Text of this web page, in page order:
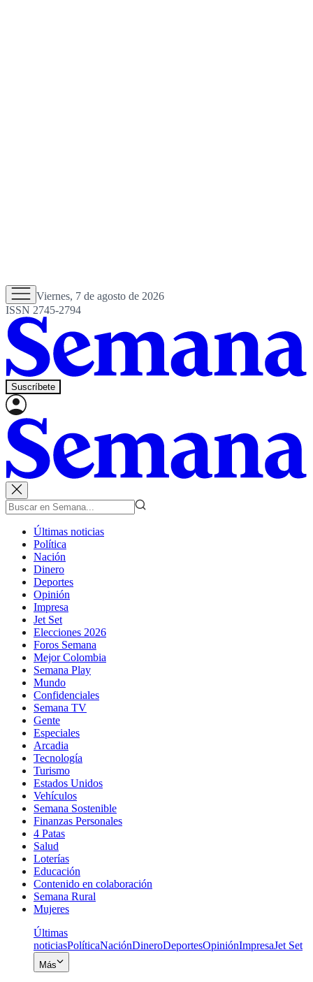
Viernes, 7 de agosto de 2026
ISSN 2745-2794
Suscríbete
Últimas noticias
Política
Nación
Dinero
Deportes
Opinión
Impresa
Jet Set
Elecciones 2026
Foros Semana
Mejor Colombia
Semana Play
Mundo
Confidenciales
Semana TV
Gente
Especiales
Arcadia
Tecnología
Turismo
Estados Unidos
Vehículos
Semana Sostenible
Finanzas Personales
4 Patas
Salud
Loterías
Educación
Contenido en colaboración
Semana Rural
Mujeres
Últimas
noticiasPolíticaNaciónDineroDeportesOpiniónImpresaJet Set
Más